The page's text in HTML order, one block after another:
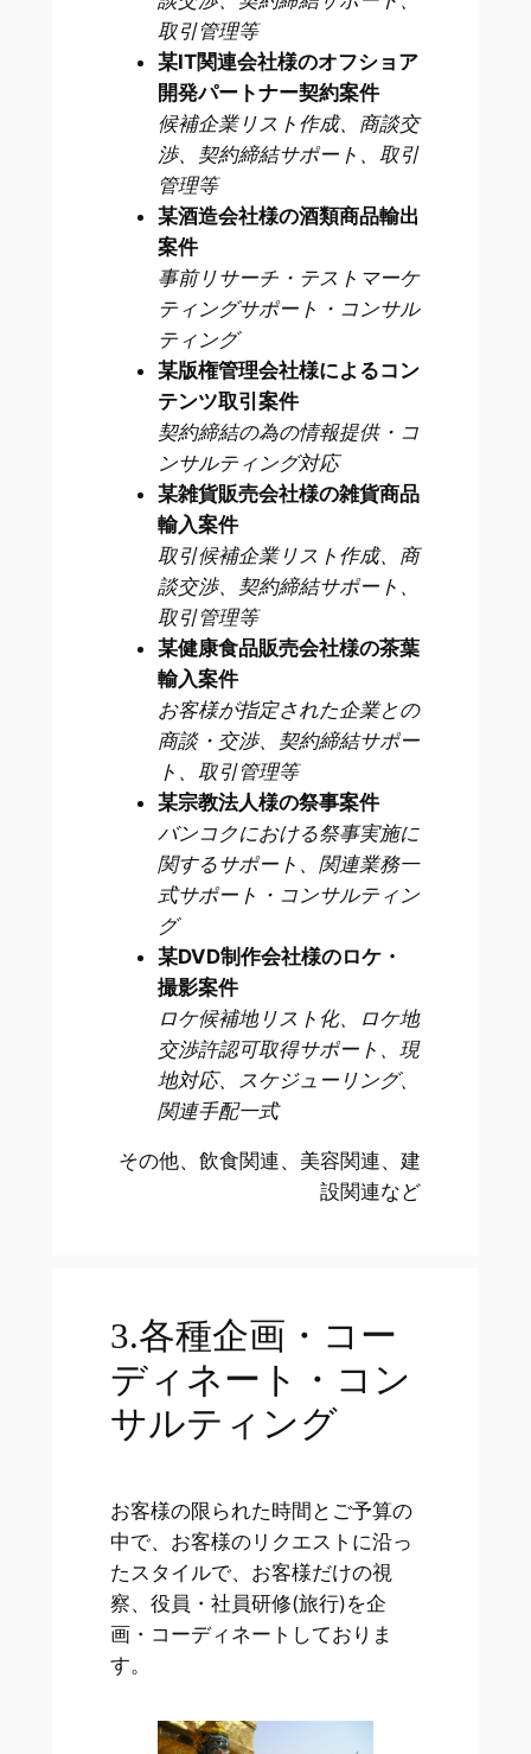
取引管理等
某IT関連会社様のオフショア
開発パートナー契約案件
候補企業リスト作成、商談交
渉、契約締結サポート、取引
管理等
某酒造会社様の酒類商品輸出
案件
事前リサーチ・テストマーケ
ティングサポート・コンサル
ティング
某版権管理会社様によるコン
テンツ取引案件
契約締結の為の情報提供・コ
ンサルティング対応
某雑貨販売会社様の雑貨商品
輸入案件
取引候補企業リスト作成、商
談交渉、契約締結サポート、
取引管理等
某健康食品販売会社様の茶葉
輸入案件
お客様が指定された企業との
商談・交渉、契約締結サポー
ト、取引管理等
某宗教法人様の祭事案件
バンコクにおける祭事実施に
関するサポート、関連業務一
式サポート・コンサルティン
グ
某DVD制作会社様のロケ・
撮影案件
ロケ候補地リスト化、ロケ地
交渉許認可取得サポート、現
地対応、スケジューリング、
関連手配一式
その他、飲食関連、美容関連、建
設関連など
3.各種企画・コー
ディネート・コン
サルティング
お客様の限られた時間とご予算の
中で、お客様のリクエストに沿っ
たスタイルで、お客様だけの視
察、役員・社員研修(旅行)を企
画・コーディネートしておりま
す。